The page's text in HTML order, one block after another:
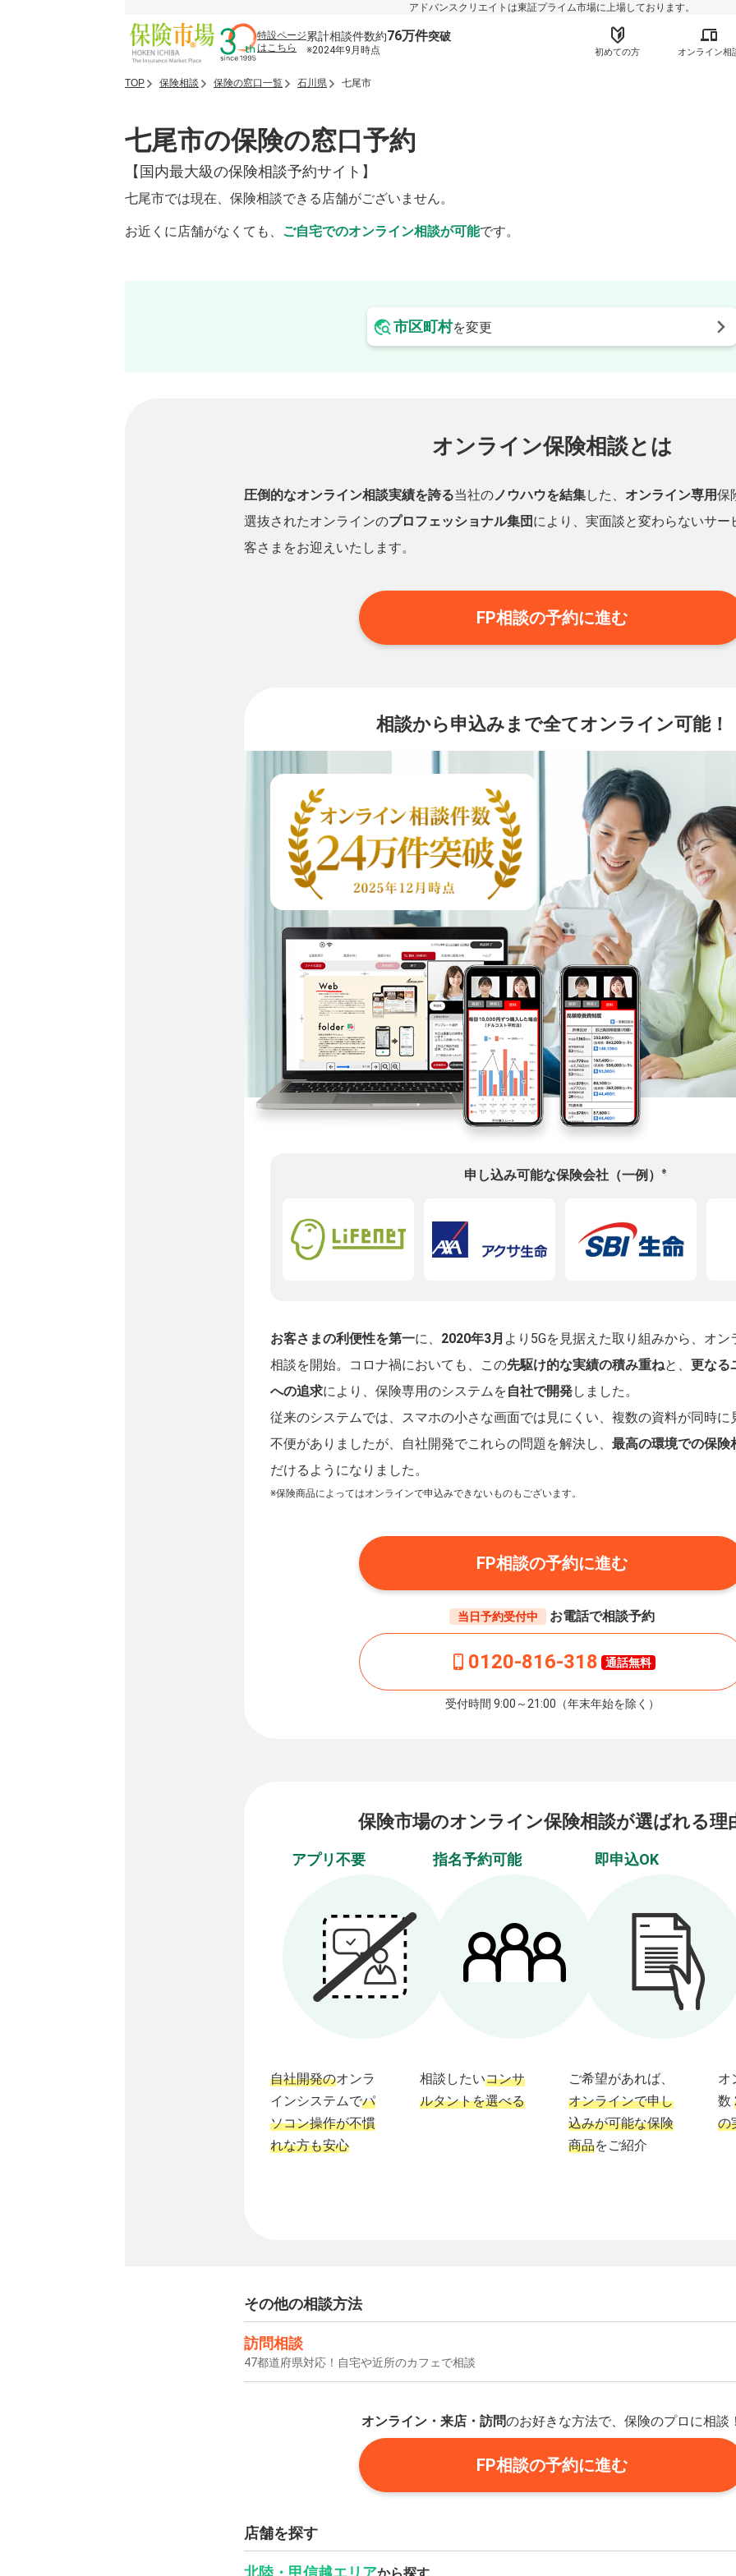
アドバンスクリエイトは東証プライム市場に上場しております。
特設ページ
はこちら
累計相談件数約76万件突破
※2024年9月時点 初めての方 オンライン相
TOP 保険相談 保険の窓口一覧 石川県 七尾市
七尾市の保険の窓口予約
【国内最大級の保険相談予約サイト】
七尾市では現在、保険相談できる店舗がございません。
お近くに店舗がなくても、 ご自宅でのオンライン相談が可能です。
市区町村を変更
オンライン保険相談とは
圧倒的なオンライン相談実績を誇る当社のノウハウを結集した、 オンライン専用保
選抜されたオンラインのプロフェッショナル集団 により、実面談と変わらないサー
客さまをお迎えいたします。
FP相談の予約に進む
相談から申込みまで全てオンライン可能！
申し込み可能な保険会社（一例） ※
お客さまの利便性を第一に、 2020年3月 より5Gを見据えた取り組みから、オン
相談を開始。コロナ禍においても、この先駆け的な実績の積み重ねと、 更なる
への追求により、保険専用のシステムを自社で開発しました。
従来のシステムでは、スマホの小さな画面では見にくい、複数の資料が同時に
不便がありましたが、自社開発でこれらの問題を解決し、 最高の環境での保険
だけるようになりました。
※保険商品によってはオンラインで申込みできないものもございます。
FP相談の予約に進む
当日予約受付中 お電話で相談予約
0120-816-318 通話無料
受付時間 9:00～21:00（年末年始を除く）
保険市場のオンライン保険相談が選ばれる理
アプリ不要
自社開発のオンラ
インシステムでパ
ソコン操作が不慣
れな方も安心
指名予約可能
相談したいコンサ
ルタントを選べる
即申込OK
ご希望があれば、
オンラインで申し
込みが可能な保険
商品をご紹介
オ
数
の
その他の相談方法
訪問相談
47都道府県対応！自宅や近所のカフェで相談
オンライン・来店・訪問のお好きな方法で、保険のプロに相談
FP相談の予約に進む
店舗を探す
北陸・甲信越エリア